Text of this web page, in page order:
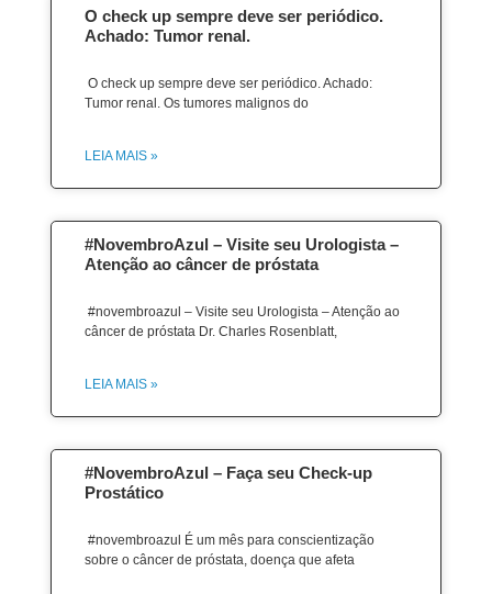
O check up sempre deve ser periódico.
Achado: Tumor renal.
O check up sempre deve ser periódico. Achado:
Tumor renal. Os tumores malignos do
LEIA MAIS »
#NovembroAzul – Visite seu Urologista –
Atenção ao câncer de próstata
#novembroazul – Visite seu Urologista – Atenção ao
câncer de próstata Dr. Charles Rosenblatt,
LEIA MAIS »
#NovembroAzul – Faça seu Check-up
Prostático
#novembroazul É um mês para conscientização
sobre o câncer de próstata, doença que afeta